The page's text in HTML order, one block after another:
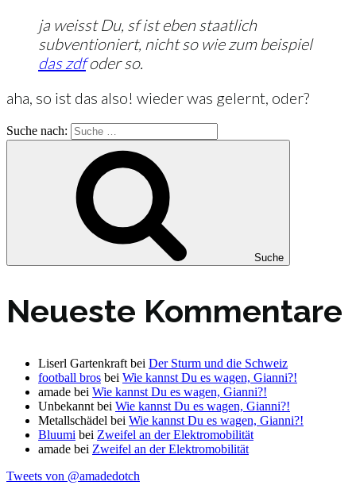
ja weisst Du, sf ist eben staatlich
subventioniert, nicht so wie zum beispiel
das zdfoder so.
aha, so ist das also! wieder was gelernt, oder?
Suche nach:
Suche
Neueste Kommentare
Liserl Gartenkraft bei Der Sturm und die Schweiz
football bros bei Wie kannst Du es wagen, Gianni?!
amade bei Wie kannst Du es wagen, Gianni?!
Unbekannt bei Wie kannst Du es wagen, Gianni?!
Metallschädel bei Wie kannst Du es wagen, Gianni?!
Bluumi bei Zweifel an der Elektromobilität
amade bei Zweifel an der Elektromobilität
Tweets von @amadedotch